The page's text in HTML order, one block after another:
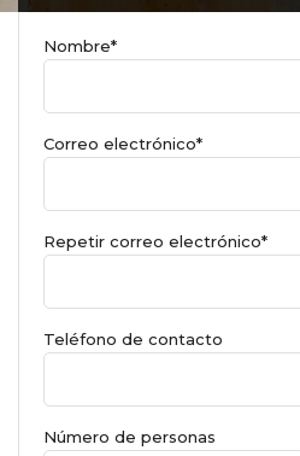
Nombre*
Correo electrónico*
Repetir correo electrónico*
Teléfono de contacto
Número de personas